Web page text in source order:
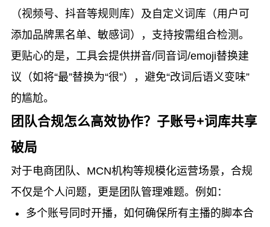
（视频号、抖音等规则库）及自定义词库（用户可
添加品牌黑名单、敏感词），支持按需组合检测。
更贴心的是，工具会提供拼音/同音词/emoji替换建
议（如将“最”替换为“很”），避免“改词后语义变味”
的尴尬。
团队合规怎么高效协作？子账号+词库共享
破局
对于电商团队、MCN机构等规模化运营场景，合规
不仅是个人问题，更是团队管理难题。例如：
多个账号同时开播，如何确保所有主播的脚本合